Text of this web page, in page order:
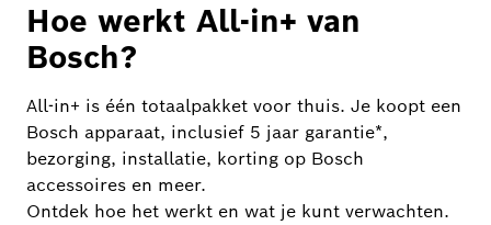
Hoe werkt All-in+ van
Bosch?
All-in+ is één totaalpakket voor thuis. Je koopt een
Bosch apparaat, inclusief 5 jaar garantie*,
bezorging, installatie, korting op Bosch
accessoires en meer.
Ontdek hoe het werkt en wat je kunt verwachten.